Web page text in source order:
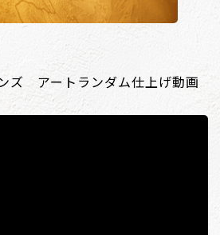
ズ アートランダム仕上げ動画